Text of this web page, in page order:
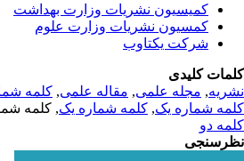
کمیسیون نشریات وزارت بهداشت
کمسیون نشریات وزارت علوم
شرکت یکتاوب
کلیدی
,مجله علمی, مقاله علمی, کلمه
شماره یک,کلمه شماره یک, کلمه
دو